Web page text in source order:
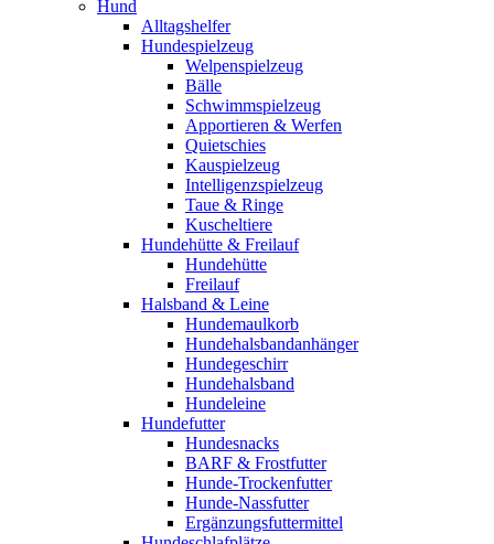
Hund
Alltagshelfer
Hundespielzeug
Welpenspielzeug
Bälle
Schwimmspielzeug
Apportieren & Werfen
Quietschies
Kauspielzeug
Intelligenzspielzeug
Taue & Ringe
Kuscheltiere
Hundehütte & Freilauf
Hundehütte
Freilauf
Halsband & Leine
Hundemaulkorb
Hundehalsbandanhänger
Hundegeschirr
Hundehalsband
Hundeleine
Hundefutter
Hundesnacks
BARF & Frostfutter
Hunde-Trockenfutter
Hunde-Nassfutter
Ergänzungsfuttermittel